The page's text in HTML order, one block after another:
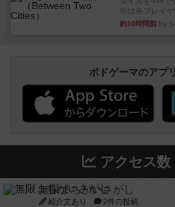
街は各プレイヤ
約10時間前 by
ボドゲーマのアプ
アクセス数
無限まちがいさがし
紹介文あり 2件の投稿